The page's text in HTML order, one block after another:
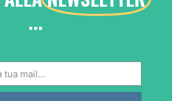
...